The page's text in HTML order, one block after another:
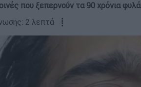
που ξεπερνούν τα 90 χρόνια
2 λεπτά ┋